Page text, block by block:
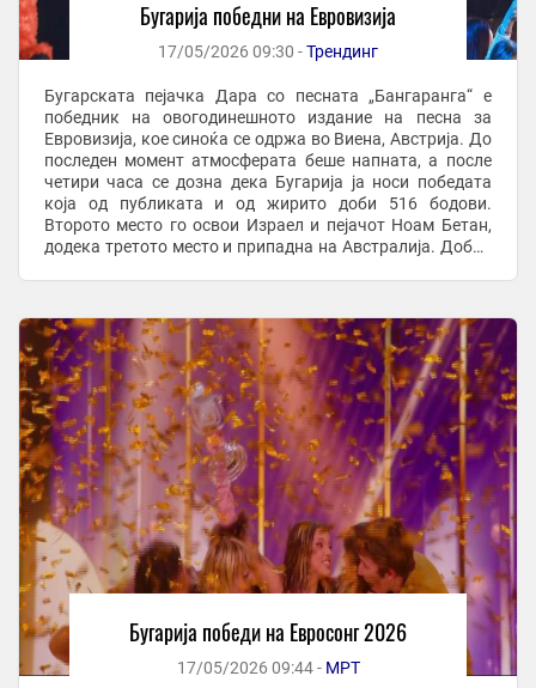
Бугарија победни на Евровизија
17/05/2026 09:30 -Трендинг
Бугарската пејачка Дара со песната „Бангаранга“ е
победник на овогодинешното издание на песна за
Евровизија, кое синоќа се одржа во Виена, Австрија. До
последен момент атмосферата беше напната, а после
четири часа се дозна дека Бугарија ја носи победата
која од публиката и од жирито доби 516 бодови.
Второто место го освои Израел и пејачот Ноам Бетан,
додека третото место и припадна на Австралија. Добри
Бугарија победи на Евросонг 2026
17/05/2026 09:44 - МРТ